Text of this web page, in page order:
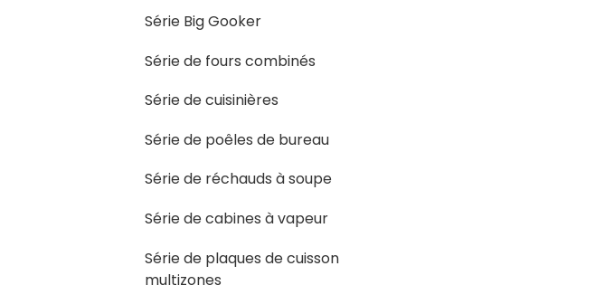
Série Big Gooker
Série de fours combinés
Série de cuisinières
Série de poêles de bureau
Série de réchauds à soupe
Série de cabines à vapeur
Série de plaques de cuisson
multizones